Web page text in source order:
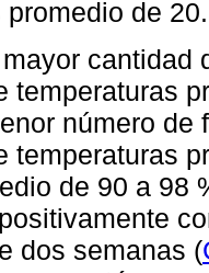
de
cantidad
temperaturas
número
temperaturas
de 90 a 98
dos semanas (